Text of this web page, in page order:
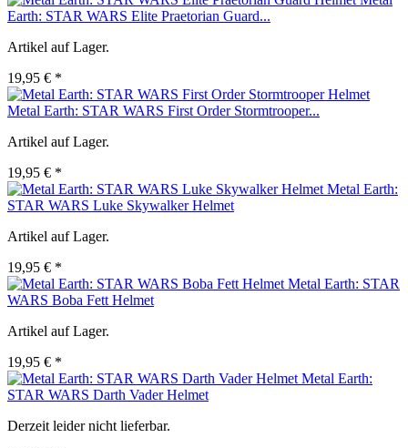
Earth: STAR WARS Elite Praetorian Guard...
Artikel auf Lager.
19,95 € *
Metal Earth: STAR WARS First Order Stormtrooper...
Artikel auf Lager.
19,95 € *
Metal Earth:
STAR WARS Luke Skywalker Helmet
Artikel auf Lager.
19,95 € *
Metal Earth: STAR
WARS Boba Fett Helmet
Artikel auf Lager.
19,95 € *
Metal Earth:
STAR WARS Darth Vader Helmet
Derzeit leider nicht lieferbar.